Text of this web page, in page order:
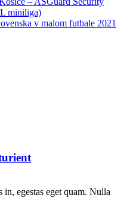
miniliga)
v malom futbale 2021
egestas eget quam. Nulla